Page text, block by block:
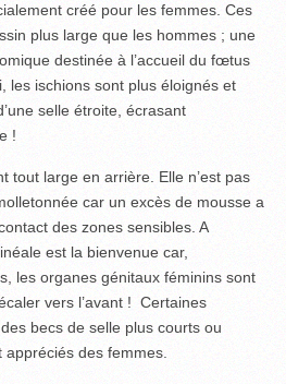
créé pour les femmes. Ces
plus large que les hommes ; une
destinée à l’accueil du fœtus
les ischions sont plus éloignés et
selle étroite, écrasant
!
tout large en arrière. Elle n’est pas
car un excès de mousse a
des zones sensibles. A
est la bienvenue car,
les organes génitaux féminins sont
vers l’avant ! Certaines
becs de selle plus courts ou
des femmes.